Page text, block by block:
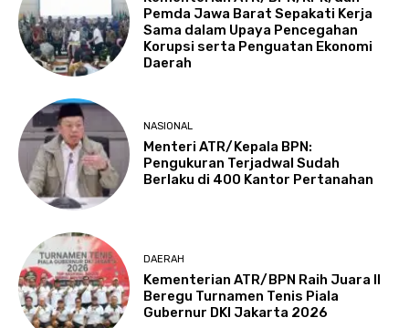
Pemda Jawa Barat Sepakati Kerja
Sama dalam Upaya Pencegahan
Korupsi serta Penguatan Ekonomi
Daerah
NASIONAL
Menteri ATR/Kepala BPN:
Pengukuran Terjadwal Sudah
Berlaku di 400 Kantor Pertanahan
DAERAH
Kementerian ATR/BPN Raih Juara II
Beregu Turnamen Tenis Piala
Gubernur DKI Jakarta 2026